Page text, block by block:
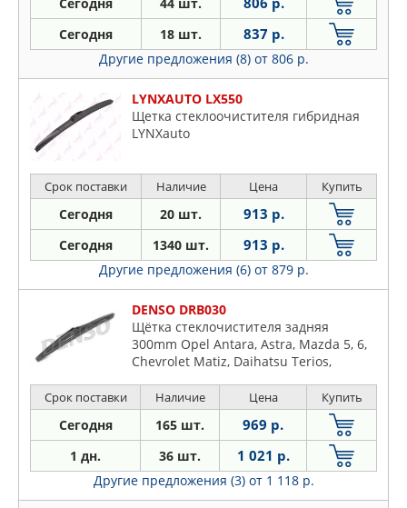
Сегодня 18 шт. 837 р.
Другие предложения (8) от 806 р.
LYNXAUTO LX550
Щетка стеклоочистителя гибридная
LYNXauto
Срок поставки Наличие Цена Купить
Сегодня 20 шт. 913 р.
Сегодня 1340 шт. 913 р.
Другие предложения (6) от 879 р.
DENSO DRB030
Щётка стеклочистителя задняя
300mm Opel Antara, Astra, Mazda 5, 6,
Chevrolet Matiz, Daihatsu Terios,
Toyota Auris, Avensis, Land Cruiser,
Rav4, Yaris
Срок поставки Наличие Цена Купить
Сегодня 165 шт. 969 р.
1 дн. 36 шт. 1 021 р.
Другие предложения (3) от 1 118 р.